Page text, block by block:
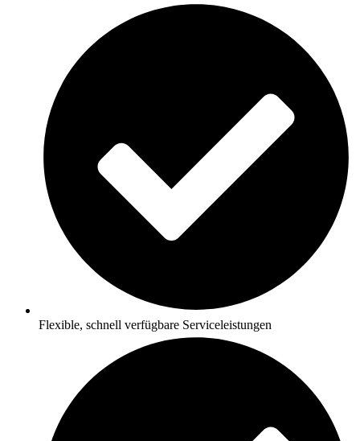
Flexible, schnell verfügbare Serviceleistungen